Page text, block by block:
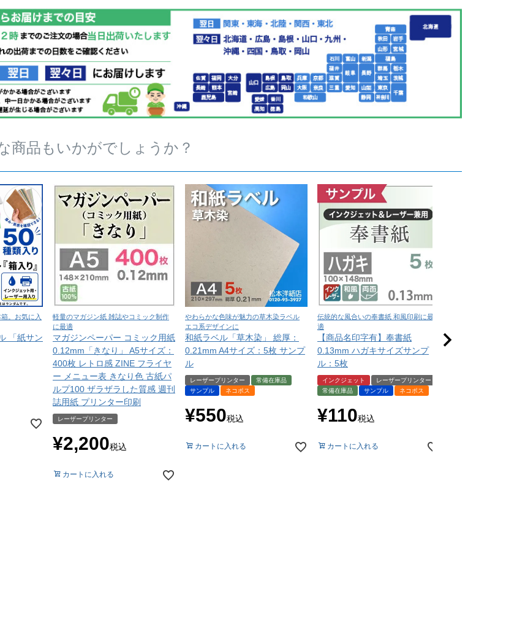
商品もいかがでしょうか？
。お気に入
「紙サン
軽量のマガジン紙 雑誌やコミック制作
に最適
マガジンペーパー コミック用紙
0.12mm「きなり」 A5サイズ：
400枚 レトロ感 ZINE フライヤ
ー メニュー表 きなり色 古紙パ
ルプ100 ザラザラした質感 週刊
誌用紙 プリンター印刷
レーザープリンター
¥2,200税込
カートに入れる
やわらかな色味が魅力の草木染ラベル
エコ系デザインに
和紙ラベル「草木染」 総厚：
0.21mm A4サイズ：5枚 サンプ
ル
レーザープリンター
常備在庫品
サンプル
ネコポス
¥550税込
カートに入れる
伝統的な風合いの奉書紙 和風印刷に最
適
【商品名印字有】奉書紙
0.13mm ハガキサイズサンプ
ル：5枚
インクジェット
レーザープリンター
常備在庫品
サンプル ネコポス
¥110税込
カートに入れる
NTラシャ